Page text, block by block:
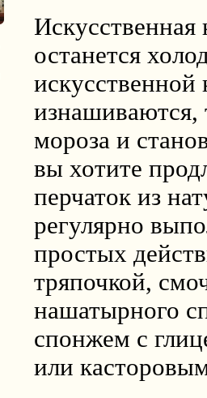
останется
изнашиваются,
мороза и
вы хотите
перчаток из
регулярно
простых
тряпочкой,
нашатырного
спонжем с
или